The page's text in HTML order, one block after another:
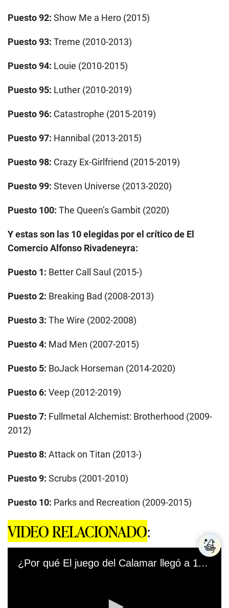
Puesto 92: Show Me a Hero (2015)
Puesto 93: Treme (2010-2013)
Puesto 94: Louie (2010-2015)
Puesto 95: Luther (2010-2019)
Puesto 96: Catastrophe (2015-2019)
Puesto 97: Hannibal (2013-2015)
Puesto 98: Crazy Ex-Girlfriend (2015-2019)
Puesto 99: Steven Universe (2013-2020)
Puesto 100: The Queen’s Gambit (2020)
Y estas son las 10 elegidas por el crítico de El
Comercio Alfonso Rivadeneyra:
Puesto 1: Better Call Saul (2015-)
Puesto 2: Breaking Bad (2008-2013)
Puesto 3: The Wire (2002-2008)
Puesto 4: Mad Men (2007-2015)
Puesto 5: BoJack Horseman (2014-2020)
Puesto 6: Veep (2012-2019)
Puesto 7: Fullmetal Alchemist: Brotherhood (2009-
2012)
Puesto 8: Attack on Titan (2013-)
Puesto 9: Scrubs (2001-2010)
Puesto 10: Parks and Recreation (2009-2015)
VIDEO RELACIONADO:
¿Por qué El juego del Calamar llegó a 111 millones de usuarios en Netflix? - LPD